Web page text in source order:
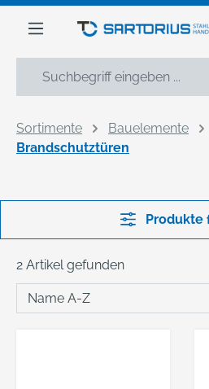
springen
Sortimente Bauelemente
Brandschutztüren
Produkte
2 Artikel gefunden